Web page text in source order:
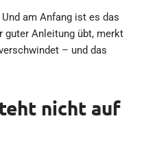
am Anfang ist es das
guter Anleitung übt, merkt
– und das
nicht auf